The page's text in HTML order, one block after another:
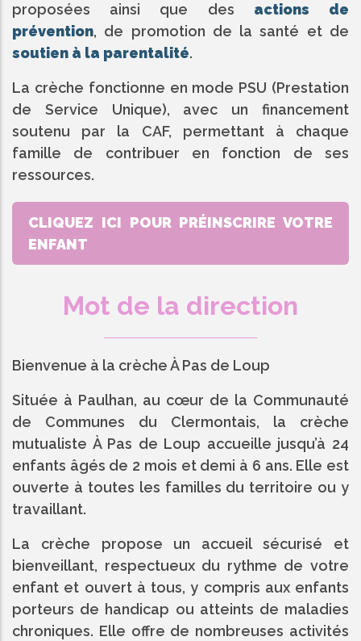
proposées ainsi que des actions de
prévention, de promotion de la santé et de
soutien à la parentalité.
La crèche fonctionne en mode PSU (Prestation
de Service Unique), avec un financement
soutenu par la CAF, permettant à chaque
famille de contribuer en fonction de ses
ressources.
CLIQUEZ ICI POUR PRÉINSCRIRE VOTRE
ENFANT
Mot de la direction
Bienvenue à la crèche À Pas de Loup
Située à Paulhan, au cœur de la Communauté
de Communes du Clermontais, la crèche
mutualiste À Pas de Loup accueille jusqu’à 24
enfants âgés de 2 mois et demi à 6 ans. Elle est
ouverte à toutes les familles du territoire ou y
travaillant.
La crèche propose un accueil sécurisé et
bienveillant, respectueux du rythme de votre
enfant et ouvert à tous, y compris aux enfants
porteurs de handicap ou atteints de maladies
chroniques. Elle offre de nombreuses activités